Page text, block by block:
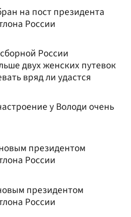
на пост президента
России
России
двух женских путевок
вряд ли удастся
у Володи очень
президентом
России
президентом
России